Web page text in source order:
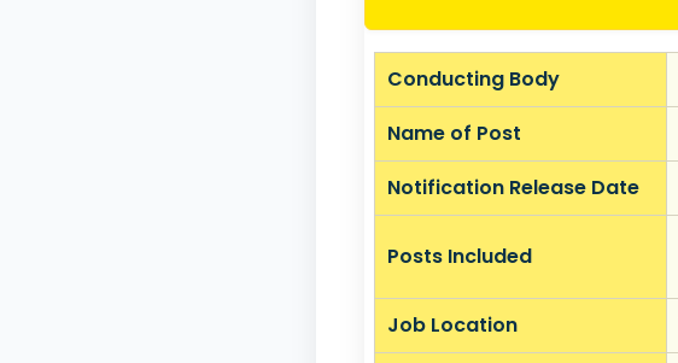
Conducting Body
Name of Post
Notification Release Date
Posts Included
Job Location